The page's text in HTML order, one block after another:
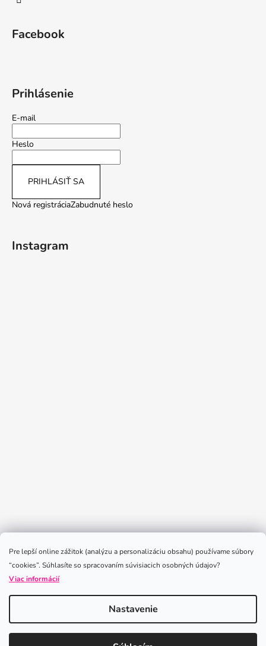
Pre lepší online zážitok (analýzu a personalizáciu obsahu) používame súbory
“cookies”. Súhlasíte so spracovaním súvisiacich osobných údajov?
Viac informácií
Nastavenie
Facebook
Prihlásenie
E-mail
Heslo
PRIHLÁSIŤ SA
Nová registráciaZabudnuté heslo
Instagram
Sledovať na Instagrame